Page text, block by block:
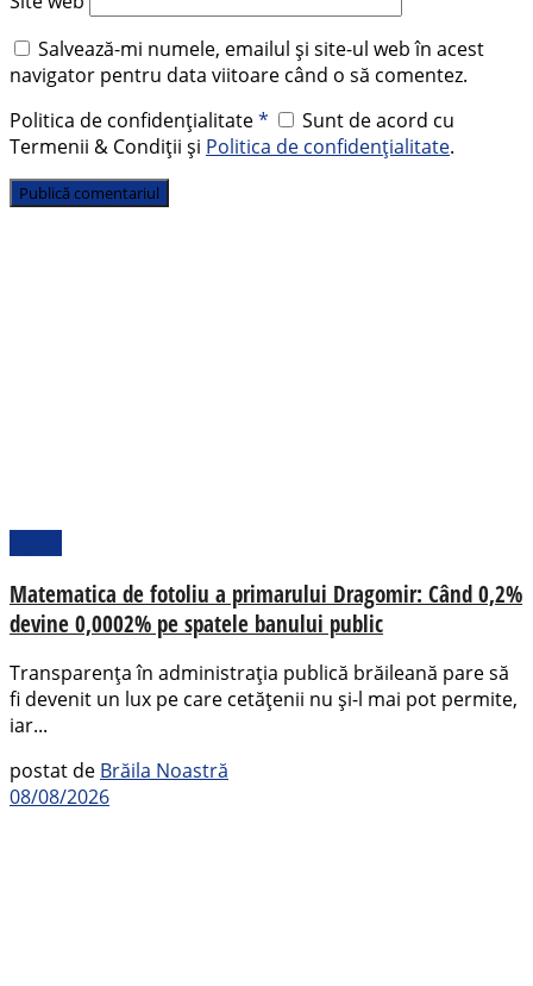
Salvează-mi numele, emailul și site-ul web în acest
navigator pentru data viitoare când o să comentez.
Politica de confidențialitate*
Sunt de acord cu
Termenii & Condiții și Politica de confidențialitate.
Matematica de fotoliu a primarului Dragomir: Când 0,2%
devine 0,0002% pe spatele banului public
Transparența în administrația publică brăileană pare să
fi devenit un lux pe care cetățenii nu și-l mai pot permite,
iar...
postat de Brăila Noastră
08/08/2026